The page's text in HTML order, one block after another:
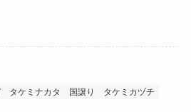
タケミナカタ 国譲り
タケミカヅチ